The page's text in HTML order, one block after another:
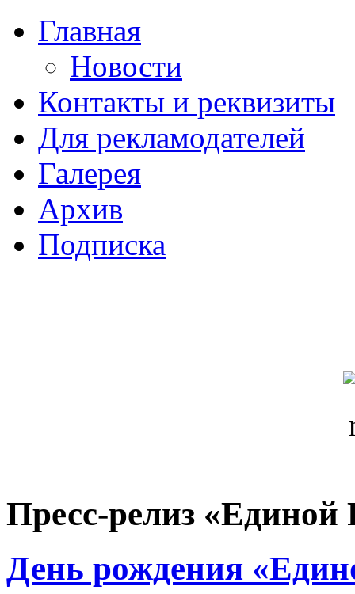
Главная
Новости
Контакты и реквизиты
Для рекламодателей
Галерея
Архив
Подписка
Пресс-релиз «Единой
День рождения